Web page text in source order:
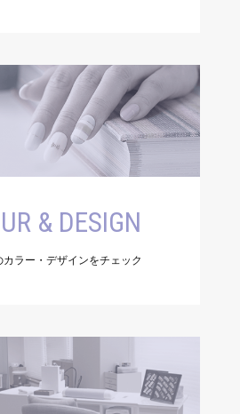
& DESIGN
カラー・デザインをチェック